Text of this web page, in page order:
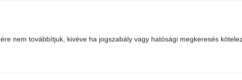
nem továbbítjuk, kivéve ha jogszabály vagy hatósági megkeresés